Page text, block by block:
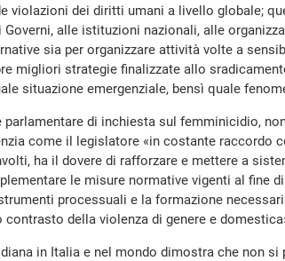
violazioni dei diritti umani a livello globale;
alle istituzioni nazionali, alle
sia per organizzare attività volte a
migliori strategie finalizzate allo
situazione emergenziale, bensì quale
di inchiesta sul femminicidio,
come il legislatore «in costante raccordo
ha il dovere di rafforzare e mettere a
le misure normative vigenti al fine
processuali e la formazione
della violenza di genere e
in Italia e nel mondo dimostra che non si